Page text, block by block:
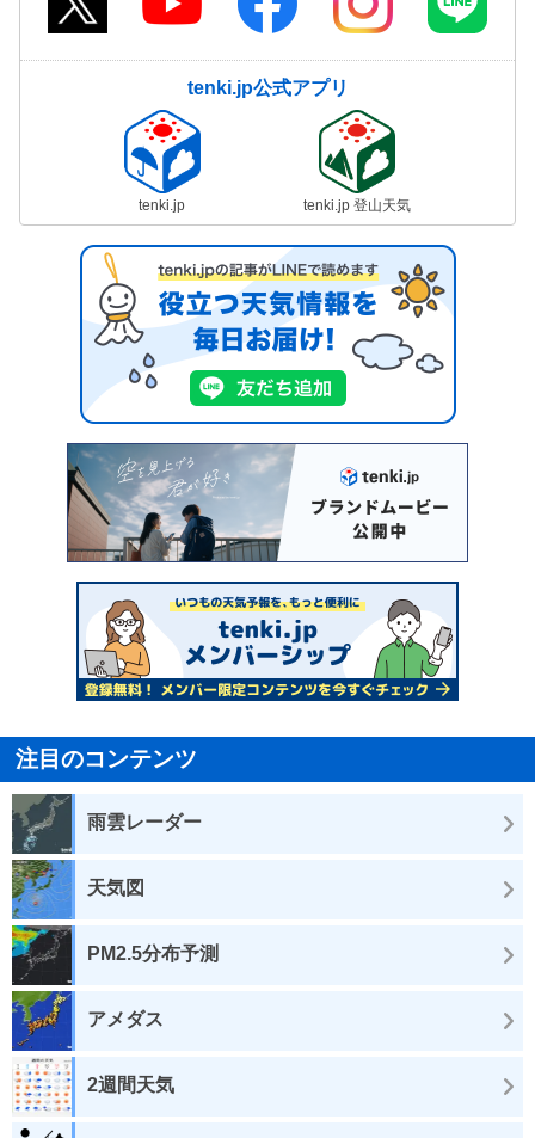
tenki.jp公式アプリ
tenki.jp tenki.jp 登山天気
注目のコンテンツ
雨雲レーダー
天気図
PM2.5分布予測
アメダス
2週間天気